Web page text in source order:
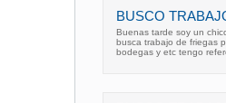
BUSCO
Buenas tarde soy un
busca trabajo de friegas
bodegas y etc tengo